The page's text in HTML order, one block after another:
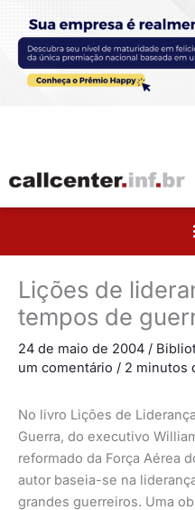
conteúdo
Lições de
tempos de
24 de maio de 2004 /
um comentário / 2 minutos
No livro Lições de
Guerra, do executivo
reformado da Força Aérea
autor baseia-se na
grandes guerreiros. Uma